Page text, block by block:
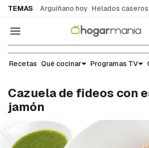
TEMAS Arguiñano hoy Helados caseros
Navegación
Recetas
Recetas Qué cocinar Programas TV
Cazuela de fideos con
jamón